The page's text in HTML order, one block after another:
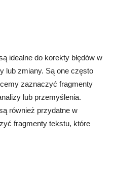
idealne do korekty błędów w
lub zmiany. Są one często
zaznaczyć fragmenty
lub przemyślenia.
również przydatne w
fragmenty tekstu, które